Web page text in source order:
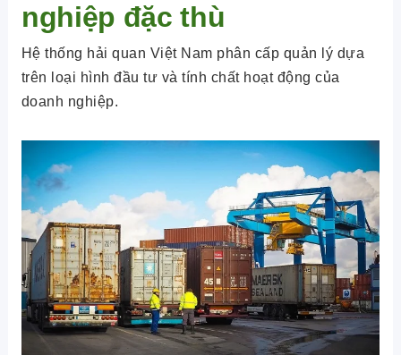
nghiệp đặc thù
Hệ thống hải quan Việt Nam phân cấp quản lý dựa
trên loại hình đầu tư và tính chất hoạt động của
doanh nghiệp.